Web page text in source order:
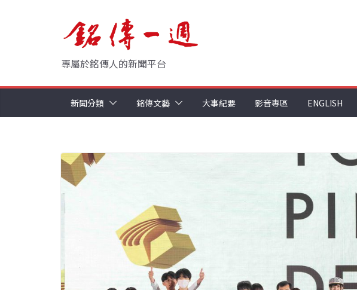
專屬於銘傳人的新聞平台
新聞分類 銘傳文藝 大事紀要 影音專區 ENGLISH